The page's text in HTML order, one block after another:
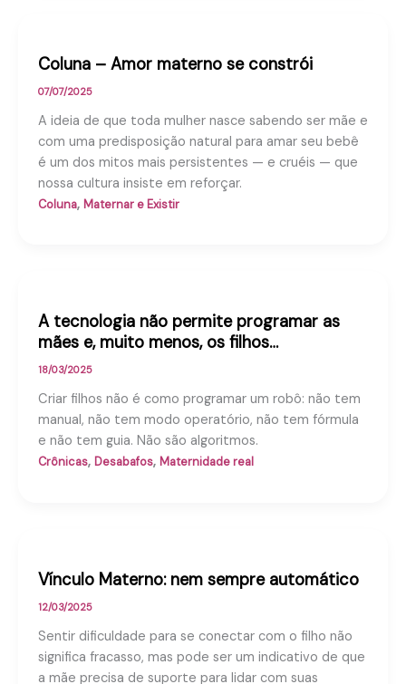
Coluna – Amor materno se constrói
07/07/2025
A ideia de que toda mulher nasce sabendo ser mãe e
com uma predisposição natural para amar seu bebê
é um dos mitos mais persistentes — e cruéis — que
nossa cultura insiste em reforçar.
Coluna, Maternar e Existir
A tecnologia não permite programar as
mães e, muito menos, os filhos…
18/03/2025
Criar filhos não é como programar um robô: não tem
manual, não tem modo operatório, não tem fórmula
e não tem guia. Não são algoritmos.
Crônicas, Desabafos, Maternidade real
Vínculo Materno: nem sempre automático
12/03/2025
Sentir dificuldade para se conectar com o filho não
significa fracasso, mas pode ser um indicativo de que
a mãe precisa de suporte para lidar com suas